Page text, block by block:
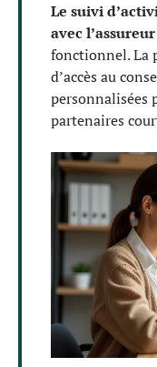
Le suivi
avec l’assureur
fonctionnel. La
d’accès au
personnalisées
partenaires